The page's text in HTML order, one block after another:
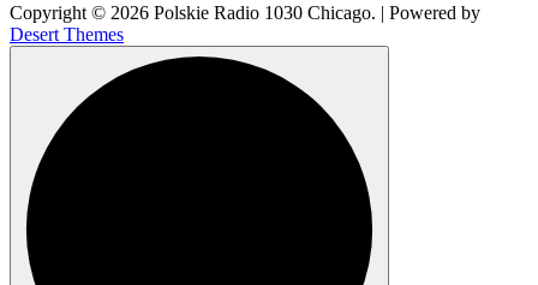
Copyright © 2026 Polskie Radio 1030 Chicago. | Powered by
Desert Themes